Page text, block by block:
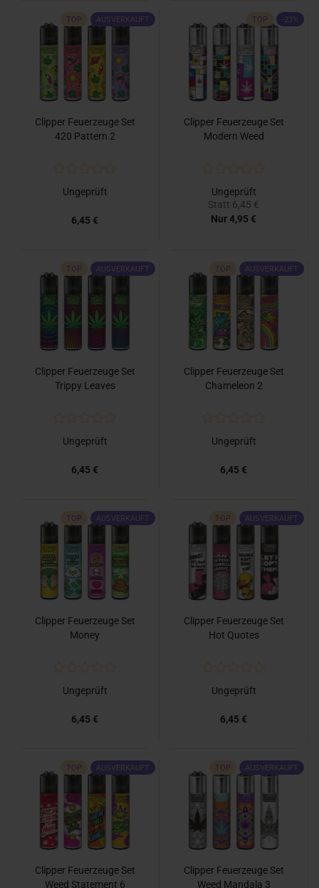
TOP AUSVERKAUFT
Clipper Feuerzeuge Set
420 Pattern 2
Ungeprüft
6,45 €
TOP -23%
Clipper Feuerzeuge Set
Modern Weed
Ungeprüft
Statt 6,45 €
Nur 4,95 €
TOP AUSVERKAUFT
Clipper Feuerzeuge Set
Trippy Leaves
Ungeprüft
6,45 €
TOP AUSVERKAUFT
Clipper Feuerzeuge Set
Chameleon 2
Ungeprüft
6,45 €
TOP AUSVERKAUFT
Clipper Feuerzeuge Set
Money
Ungeprüft
6,45 €
TOP AUSVERKAUFT
Clipper Feuerzeuge Set
Hot Quotes
Ungeprüft
6,45 €
TOP AUSVERKAUFT
Clipper Feuerzeuge Set
Weed Statement 6
TOP AUSVERKAUFT
Clipper Feuerzeuge Set
Weed Mandala 3